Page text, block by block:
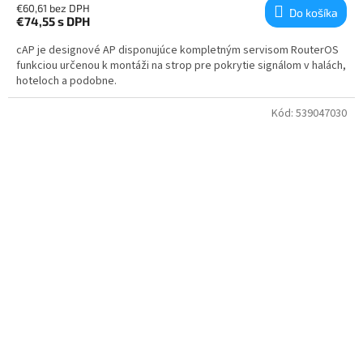
€60,61 bez DPH
€74,55s DPH
Do košíka
cAP je designové AP disponujúce kompletným servisom RouterOS
funkciou určenou k montáži na strop pre pokrytie signálom v halách,
hoteloch a podobne.
Kód: 539047030